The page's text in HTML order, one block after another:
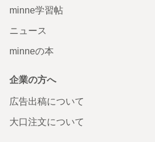
minne学習帖
ニュース
minneの本
企業の方へ
広告出稿について
大口注文について